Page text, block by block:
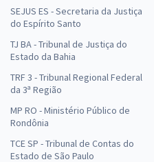
SEJUS ES - Secretaria da Justiça
do Espírito Santo
TJ BA - Tribunal de Justiça do
Estado da Bahia
TRF 3 - Tribunal Regional Federal
da 3ª Região
MP RO - Ministério Público de
Rondônia
TCE SP - Tribunal de Contas do
Estado de São Paulo